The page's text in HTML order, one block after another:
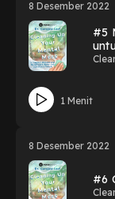
8 Desember 2022
#5
1 Menit
8 Desember 2022
#6